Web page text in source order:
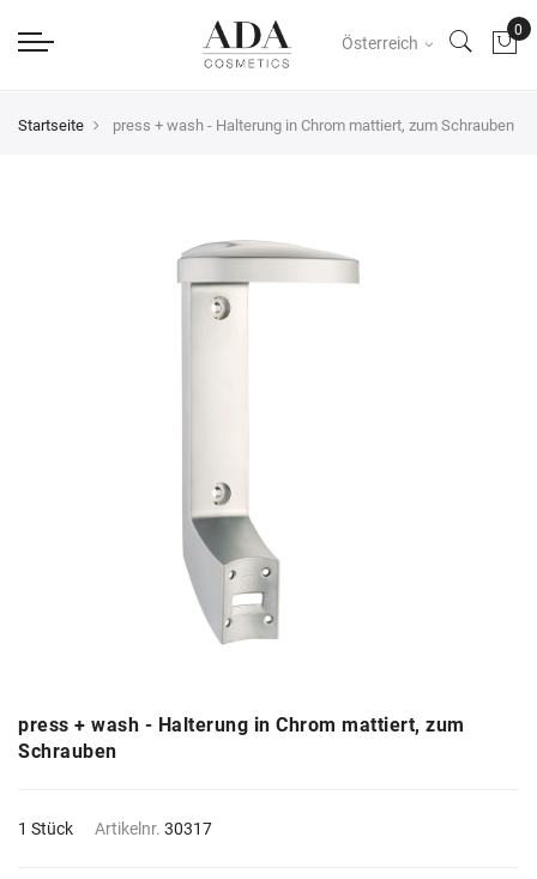
Österreich
Startseite press + wash - Halterung in Chrom mattiert, zum Schrauben
press + wash - Halterung in Chrom mattiert, zum
Schrauben
1 Stück Artikelnr. 30317